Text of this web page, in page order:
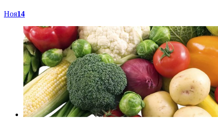
Ноя14